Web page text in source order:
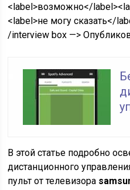
<label>возможно</
<label>не могу сказать</
/interview box —>
В этой статье подробно
дистанционного
пульт от телевизора